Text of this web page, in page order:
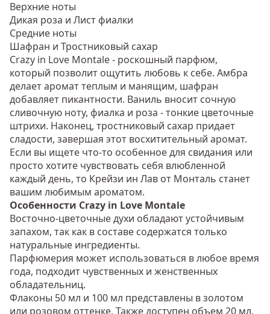
Верхние ноты
Дикая роза и Лист фиалки
Средние ноты
Шафран и Тростниковый сахар
Crazy in Love Montale - роскошный парфюм,
который позволит ощутить любовь к себе. Амбра
делает аромат теплым и манящим, шафран
добавляет пикантности. Ваниль вносит сочную
сливочную ноту, фиалка и роза - тонкие цветочные
штрихи. Наконец, тростниковый сахар придает
сладости, завершая этот восхитительный аромат.
Если вы ищете что-то особенное для свидания или
просто хотите чувствовать себя влюбленной
каждый день, то Крейзи ин Лав от Монталь станет
вашим любимым ароматом.
Особенности Crazy in Love Montale
Восточно-цветочные духи обладают устойчивым
запахом, так как в составе содержатся только
натуральные ингредиенты.
Парфюмерия может использоваться в любое время
года, подходит чувственных и женственных
обладательниц.
Флаконы 50 мл и 100 мл представлены в золотом
или розовом оттенке. Также доступен объем 20 мл.